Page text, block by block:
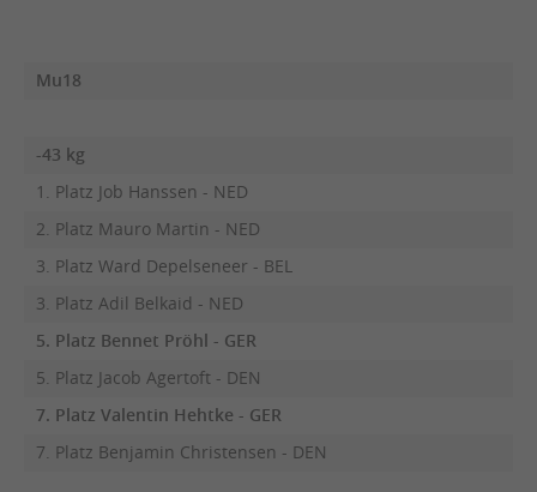
Mu18
-43 kg
1. Platz Job Hanssen - NED
2. Platz Mauro Martin - NED
3. Platz Ward Depelseneer - BEL
3. Platz Adil Belkaid - NED
5. Platz Bennet Pröhl - GER
5. Platz Jacob Agertoft - DEN
7. Platz Valentin Hehtke - GER
7. Platz Benjamin Christensen - DEN